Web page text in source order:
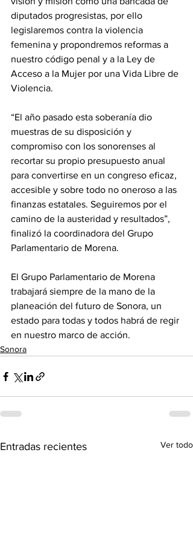
diputados progresistas, por ello
legislaremos contra la violencia
femenina y propondremos reformas a
nuestro código penal y a la Ley de
Acceso a la Mujer por una Vida Libre de
Violencia.
“El año pasado esta soberanía dio
muestras de su disposición y
compromiso con los sonorenses al
recortar su propio presupuesto anual
para convertirse en un congreso eficaz,
accesible y sobre todo no oneroso a las
finanzas estatales. Seguiremos por el
camino de la austeridad y resultados”,
finalizó la coordinadora del Grupo
Parlamentario de Morena.
El Grupo Parlamentario de Morena
trabajará siempre de la mano de la
planeación del futuro de Sonora, un
estado para todas y todos habrá de regir
en nuestro marco de acción.
Sonora
Entradas recientes Ver todo